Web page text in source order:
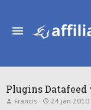
Plugins Datafeed
T
Francis
S
24 jan 2010